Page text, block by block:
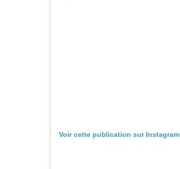
Voir cette publication sur Instagram